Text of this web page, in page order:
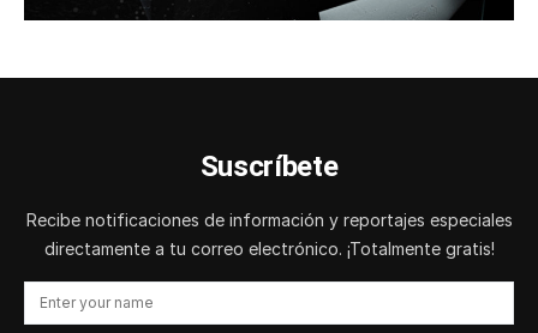
Suscríbete
Recibe notificaciones de información y reportajes especiales
directamente a tu correo electrónico. ¡Totalmente gratis!